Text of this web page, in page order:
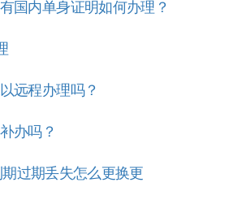
国内单身证明如何办理？
远程办理吗？
办吗？
过期丢失怎么更换更